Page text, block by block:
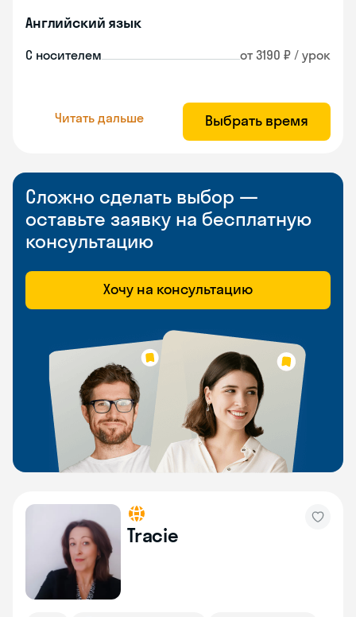
Английский язык
С носителем от 3190 ₽ / урок
Читать дальше Выбрать время
Сложно сделать выбор —
оставьте заявку на бесплатную
консультацию
Хочу на консультацию
Tracie